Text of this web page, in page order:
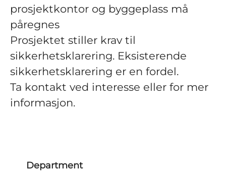
prosjektkontor og byggeplass må
påregnes
Prosjektet stiller krav til
sikkerhetsklarering. Eksisterende
sikkerhetsklarering er en fordel.
Ta kontakt ved interesse eller for mer
informasjon.
Department